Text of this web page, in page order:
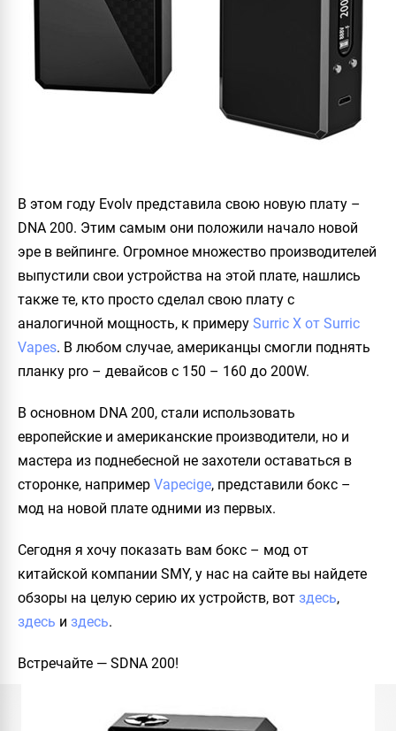
В этом году Evolv представила свою новую плату –
DNA 200. Этим самым они положили начало новой
эре в вейпинге. Огромное множество производителей
выпустили свои устройства на этой плате, нашлись
также те, кто просто сделал свою плату с
аналогичной мощность, к примеру Surric X от Surric
Vapes. В любом случае, американцы смогли поднять
планку pro – девайсов с 150 – 160 до 200W.
В основном DNA 200, стали использовать
европейские и американские производители, но и
мастера из поднебесной не захотели оставаться в
сторонке, например Vapecige, представили бокс –
мод на новой плате одними из первых.
Сегодня я хочу показать вам бокс – мод от
китайской компании SMY, у нас на сайте вы найдете
обзоры на целую серию их устройств, вот здесь,
здесь и здесь.
Встречайте — SDNA 200!